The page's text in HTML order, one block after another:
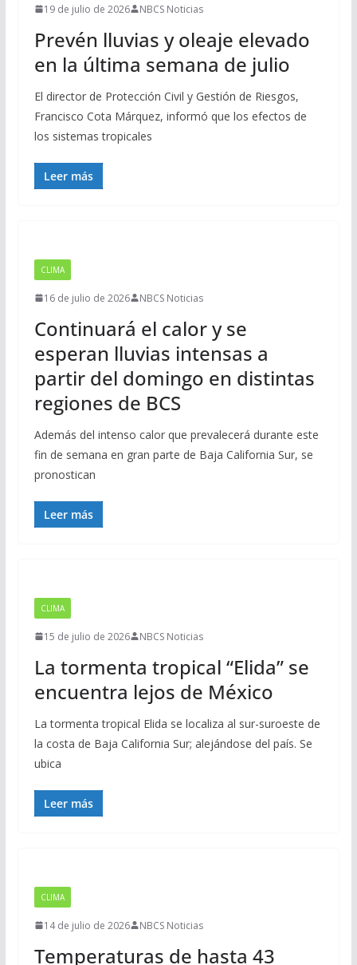
19 de julio de 2026 NBCS Noticias
Prevén lluvias y oleaje elevado
en la última semana de julio
El director de Protección Civil y Gestión de Riesgos,
Francisco Cota Márquez, informó que los efectos de
los sistemas tropicales
Leer más
CLIMA
16 de julio de 2026 NBCS Noticias
Continuará el calor y se
esperan lluvias intensas a
partir del domingo en distintas
regiones de BCS
Además del intenso calor que prevalecerá durante este
fin de semana en gran parte de Baja California Sur, se
pronostican
Leer más
CLIMA
15 de julio de 2026 NBCS Noticias
La tormenta tropical “Elida” se
encuentra lejos de México
La tormenta tropical Elida se localiza al sur-suroeste de
la costa de Baja California Sur; alejándose del país. Se
ubica
Leer más
CLIMA
14 de julio de 2026 NBCS Noticias
Temperaturas de hasta 43